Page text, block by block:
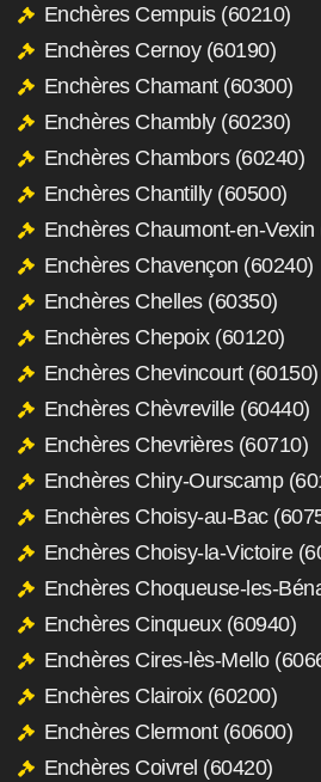
Enchères Cempuis (60210)
Enchères Cernoy (60190)
Enchères Chamant (60300)
Enchères Chambly (60230)
Enchères Chambors (60240)
Enchères Chantilly (60500)
Enchères Chaumont-en-Vexin
Enchères Chavençon (60240)
Enchères Chelles (60350)
Enchères Chepoix (60120)
Enchères Chevincourt (60150)
Enchères Chèvreville (60440)
Enchères Chevrières (60710)
Enchères Chiry-Ourscamp
Enchères Choisy-au-Bac
Enchères Choisy-la-Victoire
Enchères Choqueuse-les-
Enchères Cinqueux (60940)
Enchères Cires-lès-Mello
Enchères Clairoix (60200)
Enchères Clermont (60600)
Enchères Coivrel (60420)